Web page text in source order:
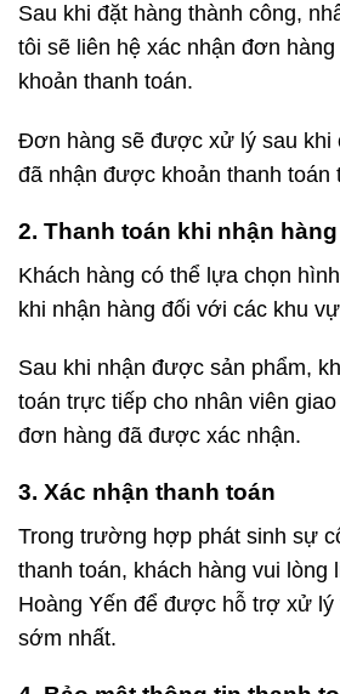
Sau khi đặt hàng thành công,
tôi sẽ liên hệ xác nhận đơn
khoản thanh toán.
Đơn hàng sẽ được xử lý sau khi
đã nhận được khoản thanh toán
2. Thanh toán khi nhận hàng
Khách hàng có thể lựa chọn
khi nhận hàng đối với các khu
Sau khi nhận được sản phẩm,
toán trực tiếp cho nhân viên
đơn hàng đã được xác nhận.
3. Xác nhận thanh toán
Trong trường hợp phát sinh sự
thanh toán, khách hàng vui lòng
Hoàng Yến để được hỗ trợ xử lý
sớm nhất.